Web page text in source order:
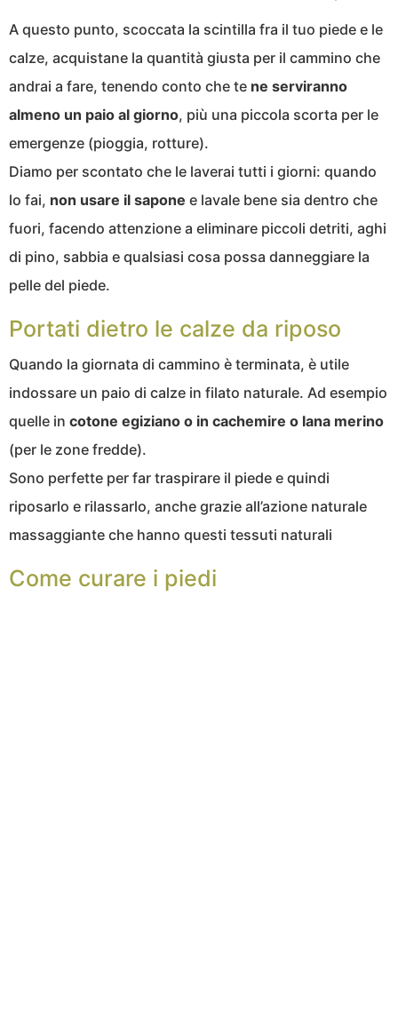
A questo punto, scoccata la scintilla fra il tuo piede e le
calze, acquistane la quantità giusta per il cammino che
andrai a fare, tenendo conto che te ne serviranno
almeno un paio al giorno, più una piccola scorta per le
emergenze (pioggia, rotture).
Diamo per scontato che le laverai tutti i giorni: quando
lo fai, non usare il sapone e lavale bene sia dentro che
fuori, facendo attenzione a eliminare piccoli detriti, aghi
di pino, sabbia e qualsiasi cosa possa danneggiare la
pelle del piede.
Portati dietro le calze da riposo
Quando la giornata di cammino è terminata, è utile
indossare un paio di calze in filato naturale. Ad esempio
quelle in cotone egiziano o in cachemire o lana merino
(per le zone fredde).
Sono perfette per far traspirare il piede e quindi
riposarlo e rilassarlo, anche grazie all’azione naturale
massaggiante che hanno questi tessuti naturali
Come curare i piedi